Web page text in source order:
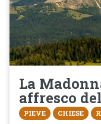
La
affresco
PIEVE CHIESE